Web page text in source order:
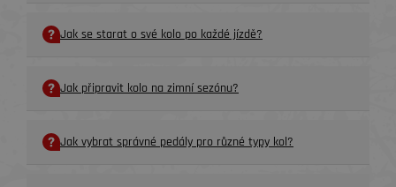
Jak se starat o své kolo po každé jízdě?
Jak připravit kolo na zimní sezónu?
Jak vybrat správné pedály pro různé typy kol?